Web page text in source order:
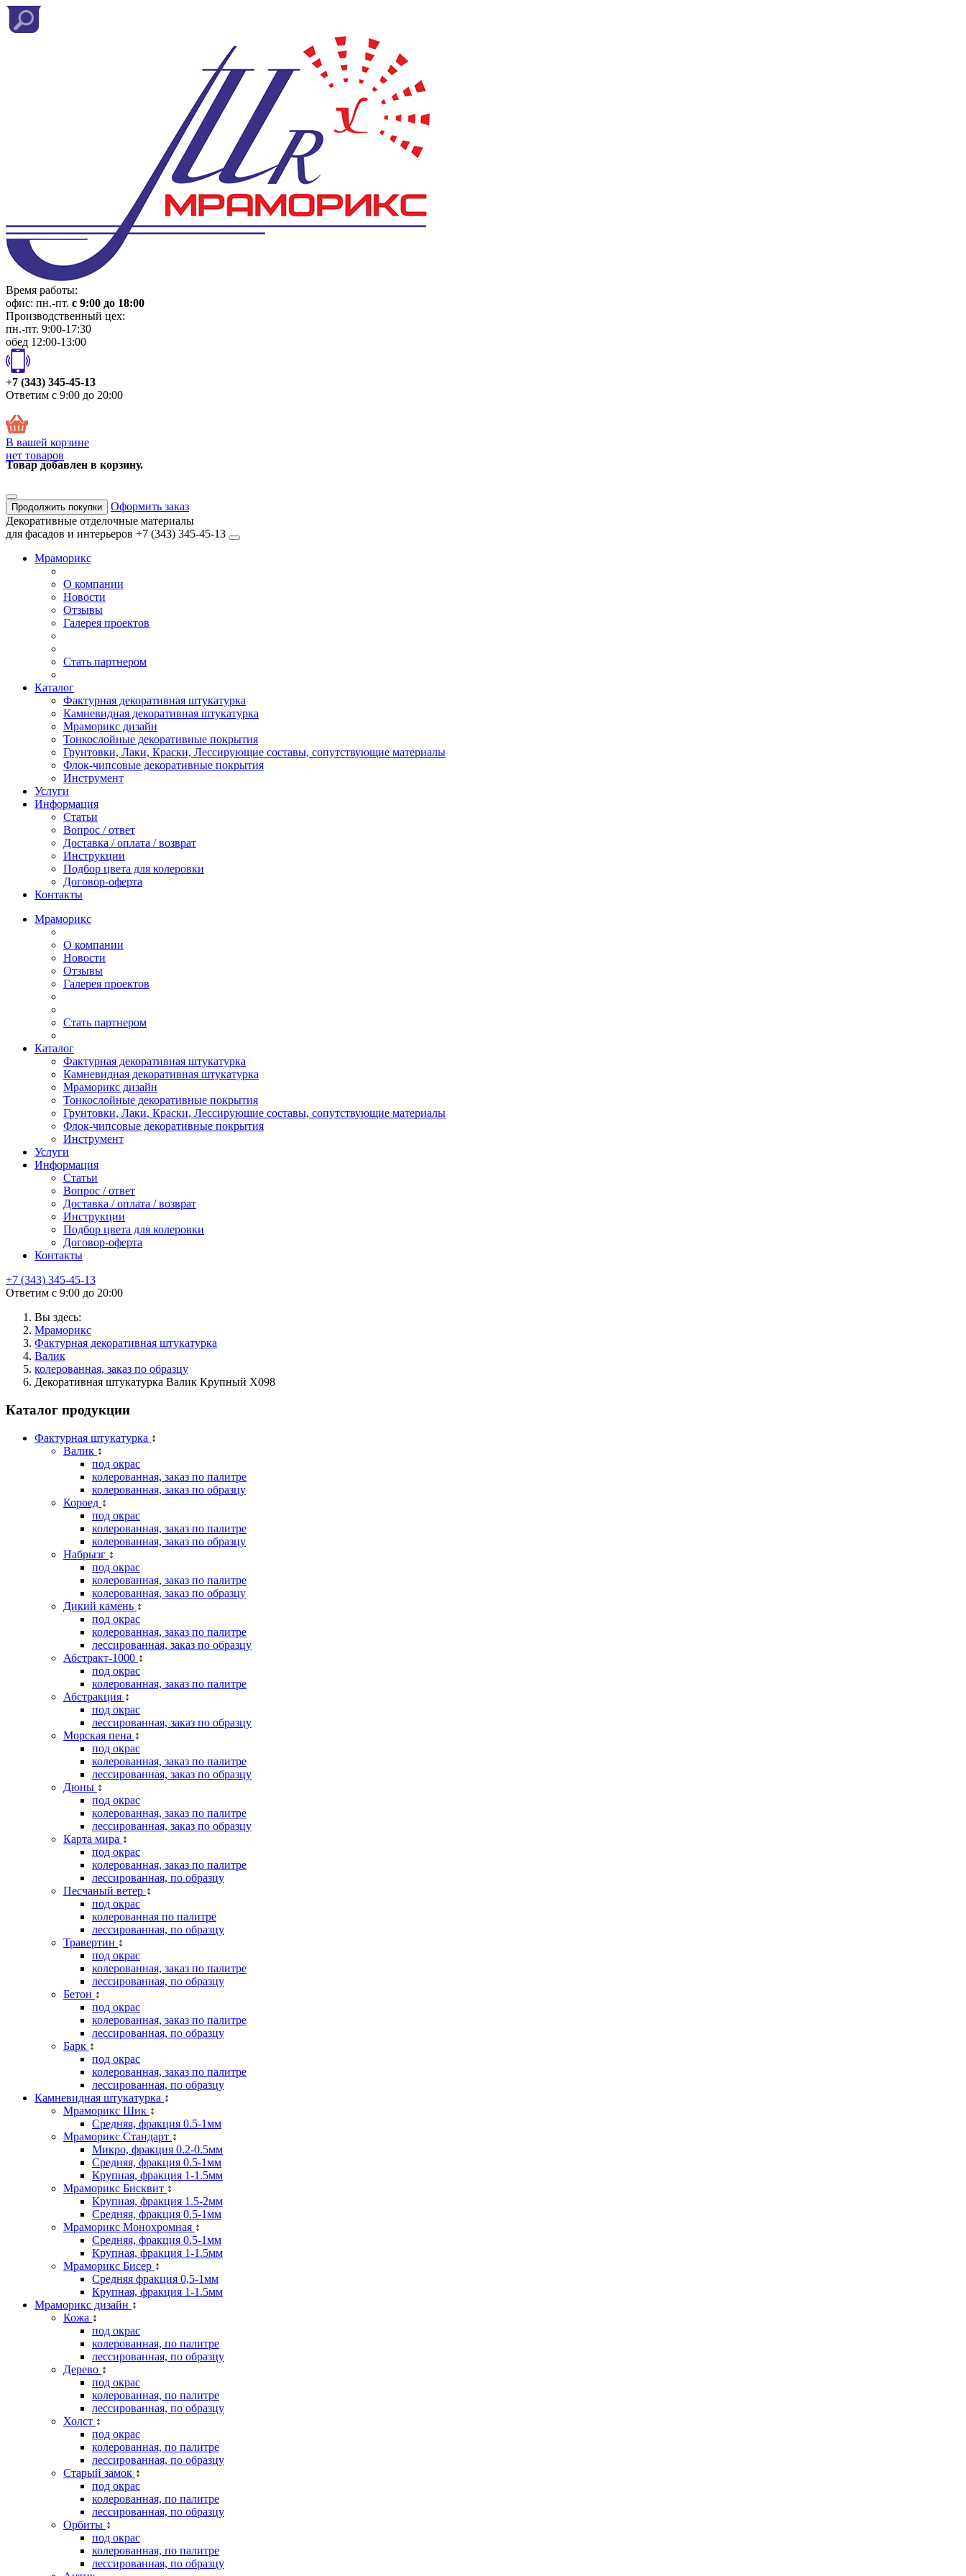
Время работы:
офис: пн.-пт. с 9:00 до 18:00
Производственный цех:
пн.-пт. 9:00-17:30
обед 12:00-13:00
+7 (343) 345-45-13
Ответим с 9:00 до 20:00
В вашей корзине
нет товаров
Товар добавлен в корзину.
Продолжить покупки
Оформить заказ
Декоративные отделочные материалы
для фасадов и интерьеров +7 (343) 345-45-13
Мраморикс
О компании
Новости
Отзывы
Галерея проектов
Стать партнером
Каталог
Фактурная декоративная штукатурка
Камневидная декоративная штукатурка
Мраморикс дизайн
Тонкослойные декоративные покрытия
Грунтовки, Лаки, Краски, Лессирующие составы, сопутствующие материалы
Флок-чипсовые декоративные покрытия
Инструмент
Услуги
Информация
Статьи
Вопрос / ответ
Доставка / оплата / возврат
Инструкции
Подбор цвета для колеровки
Договор-оферта
Контакты
Мраморикс
О компании
Новости
Отзывы
Галерея проектов
Стать партнером
Каталог
Фактурная декоративная штукатурка
Камневидная декоративная штукатурка
Мраморикс дизайн
Тонкослойные декоративные покрытия
Грунтовки, Лаки, Краски, Лессирующие составы, сопутствующие материалы
Флок-чипсовые декоративные покрытия
Инструмент
Услуги
Информация
Статьи
Вопрос / ответ
Доставка / оплата / возврат
Инструкции
Подбор цвета для колеровки
Договор-оферта
Контакты
+7 (343) 345-45-13
Ответим с 9:00 до 20:00
Вы здесь:
Мраморикс
Фактурная декоративная штукатурка
Валик
колерованная, заказ по образцу
Декоративная штукатурка Валик Крупный X098
Каталог продукции
Фактурная штукатурка ↕
Валик ↕
под окрас
колерованная, заказ по палитре
колерованная, заказ по образцу
Короед ↕
под окрас
колерованная, заказ по палитре
колерованная, заказ по образцу
Набрызг ↕
под окрас
колерованная, заказ по палитре
колерованная, заказ по образцу
Дикий камень ↕
под окрас
колерованная, заказ по палитре
лессированная, заказ по образцу
Абстракт-1000 ↕
под окрас
колерованная, заказ по палитре
Абстракция ↕
под окрас
лессированная, заказ по образцу
Морская пена ↕
под окрас
колерованная, заказ по палитре
лессированная, заказ по образцу
Дюны ↕
под окрас
колерованная, заказ по палитре
лессированная, заказ по образцу
Карта мира ↕
под окрас
колерованная, заказ по палитре
лессированная, по образцу
Песчаный ветер ↕
под окрас
колерованная по палитре
лессированная, по образцу
Травертин ↕
под окрас
колерованная, заказ по палитре
лессированная, по образцу
Бетон ↕
под окрас
колерованная, заказ по палитре
лессированная, по образцу
Барк ↕
под окрас
колерованная, заказ по палитре
лессированная, по образцу
Камневидная штукатурка ↕
Мраморикс Шик ↕
Средняя, фракция 0.5-1мм
Мраморикс Стандарт ↕
Микро, фракция 0.2-0.5мм
Средняя, фракция 0.5-1мм
Крупная, фракция 1-1.5мм
Мраморикс Бисквит ↕
Крупная, фракция 1.5-2мм
Средняя, фракция 0.5-1мм
Мраморикс Монохромная ↕
Средняя, фракция 0.5-1мм
Крупная, фракция 1-1.5мм
Мраморикс Бисер ↕
Средняя фракция 0,5-1мм
Крупная, фракция 1-1.5мм
Мраморикс дизайн ↕
Кожа ↕
под окрас
колерованная, по палитре
лессированная, по образцу
Дерево ↕
под окрас
колерованная, по палитре
лессированная, по образцу
Холст ↕
под окрас
колерованная, по палитре
лессированная, по образцу
Старый замок ↕
под окрас
колерованная, по палитре
лессированная, по образцу
Орбиты ↕
под окрас
колерованная, по палитре
лессированная, по образцу